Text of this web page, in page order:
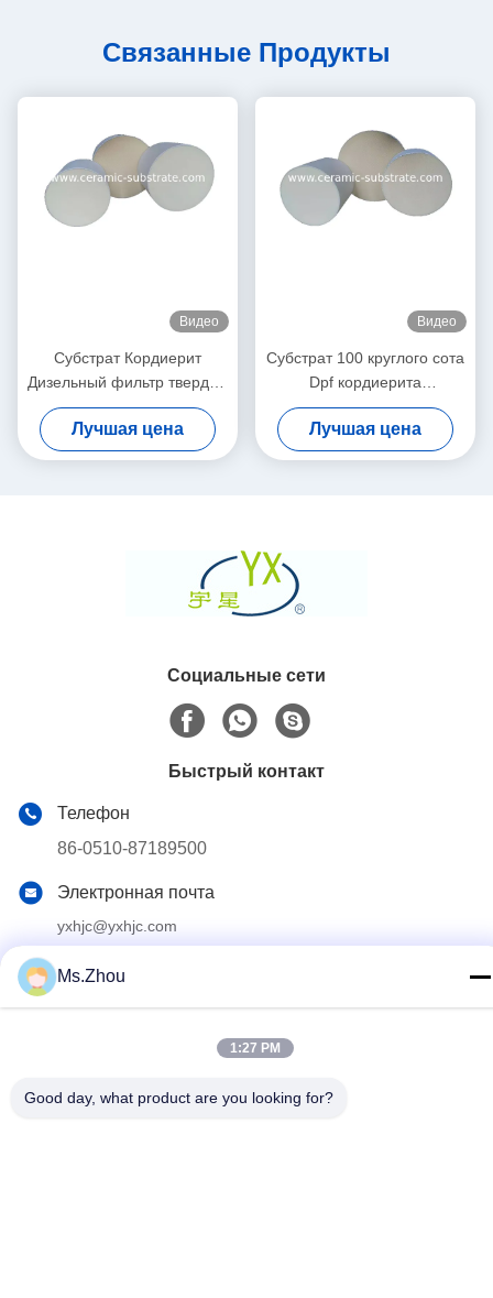
Связанные Продукты
Видео
Субстрат Кордиерит
Дизельный фильтр твердых
частиц Белый высокая
пористость
Лучшая цена
Видео
Субстрат 100 круглого сота
Dpf кордиерита
керамический плотность
200 клеток CPSI
Лучшая цена
Социальные сети
Быстрый контакт
Телефон
86-0510-87189500
Электронная почта
yxhjc@yxhjc.com
Адрес
Китай Хорошее качество Керамические носители Поставщик.
Ms.Zhou
1:27 PM
Good day, what product are you looking for?